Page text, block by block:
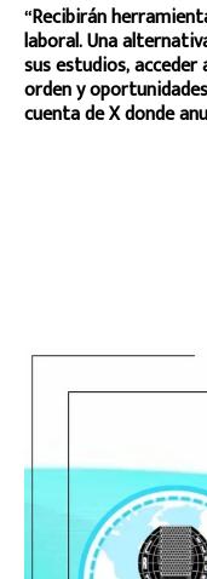
“Recibirán
laboral.Una
sus estudios,
orden y
cuenta de X donde